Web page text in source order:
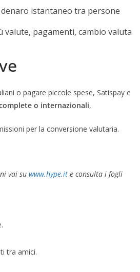
istantaneo tra persone
valute, pagamenti, cambio valuta
o pagare piccole spese, Satispay e
o internazionali,
per la conversione valutaria.
vai su www.hype.it e consulta i fogli
tra amici.